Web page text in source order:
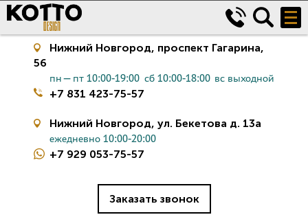
Керамическая плитка
Нижний Новгород, проспект Гагарина,
56
пн—пт 10:00-19:00 сб 10:00-18:00 вс выходной
+7 831 423-75-57
Нижний Новгород, ул. Бекетова д. 13а
ежедневно 10:00-20:00
+7 929 053-75-57
Заказать звонок